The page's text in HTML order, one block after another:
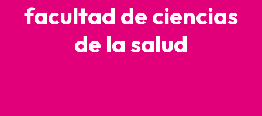
facultad de ciencias
de la salud